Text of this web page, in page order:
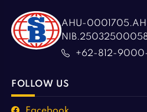
AHU-
+62-812-9000-
FOLLOW US